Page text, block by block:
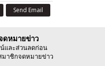
Send Email
ดหมายข่าว
และส่วนลดก่อน
มาชิกจดหมายข่าว